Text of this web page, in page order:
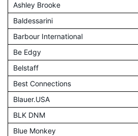
Ashley Brooke
Baldessarini
Barbour International
Be Edgy
Belstaff
Best Connections
Blauer.USA
BLK DNM
Blue Monkey